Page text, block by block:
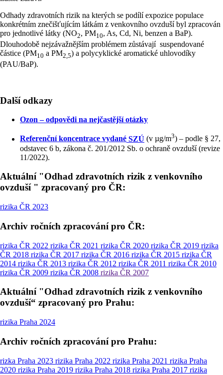
Odhady zdravotních rizik na kterých se podílí expozice populace
konkrétním znečišťujícím látkám z venkovního ovzduší byl zpracován
pro jednotlivé látky (NO2, PM10, As, Cd, Ni, benzen a BaP).
Dlouhodobě nejzávažnějším problémem zůstávají suspendované
částice (PM10 a PM2,5) a polycyklické aromatické uhlovodíky
(PAU/BaP).
Další odkazy
Ozon – odpovědi na nejčastější otázky
Referenční koncentrace vydané SZÚ (v µg/m3) – podle § 27,
odstavec 6 b, zákona č. 201/2012 Sb. o ochraně ovzduší (revize
11/2022).
Aktuální "Odhad zdravotních rizik z venkovního
ovzduší " zpracovaný pro ČR:
rizika ČR 2023
Archiv ročních zpracování pro ČR:
rizika ČR 2022 rizika ČR 2021 rizika ČR 2020 rizika ČR 2019 rizika
ČR 2018 rizika ČR 2017 rizika ČR 2016 rizika ČR 2015 rizika ČR
2014 rizika ČR 2013 rizika ČR 2012 rizika ČR 2011 rizika ČR 2010
rizika ČR 2009 rizika ČR 2008 rizika ČR 2007
Aktuální "Odhad zdravotních rizik z venkovního
ovzduší“ zpracovaný pro Prahu:
rizika Praha 2024
Archiv ročních zpracování pro Prahu:
rizka Praha 2023 rizika Praha 2022 rizika Praha 2021 rizika Praha
2020 rizika Praha 2019 rizika Praha 2018 rizika Praha 2017 rizika